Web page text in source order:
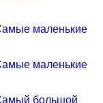
маленькие
маленькие
большой